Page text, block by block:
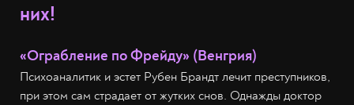
них!
«Ограбление по Фрейду» (Венгрия)
Психоаналитик и эстет Рубен Брандт лечит преступников,
при этом сам страдает от жутких снов. Однажды доктор